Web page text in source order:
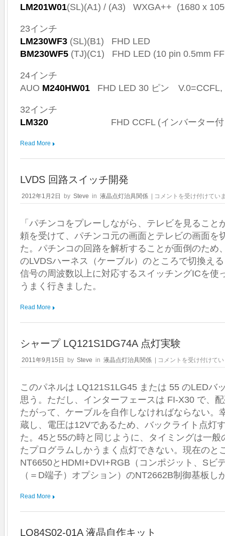
LM201W01(SL)(A1) / (A3) WXGA++ (1680 x
23インチ
LM230WF3 (SL)(B1) FHD LED
BM230WF5 (TJ)(C1) FHD LED (10 pin 0.5mm
24インチ
AUO M240HW01 FHD LED 30 ピン V.0=CCFL,
32インチ
LM320 FHD CCFL (インバーター付
Read More
LVDS 回路スイッチ開発
2012年1月2日 by Steve in 液晶点灯治具関係 | LVDS
回
ス
イ
ッ
チ
開
発
は
コメントを受け付けてい
「パチンコをプレーしながら、テレビを見ること
頼を受けて、パチンコ元の画面とテレビの画面を
た。パチンコの回路を解析することが面倒のため
のLVDSハーネス（ケーブル）のところで切換え
信号の周波数以上に対応するスイッチングICを使
うまく行きました。
Read More
シャープ LQ121S1DG74A 点灯実験
2011年9月15日 by Steve in 液晶点灯治具関係 | シ
ャ
プ
LQ121S1DG74A
点
灯
実
は
コメントを受け付けて
このパネルは LQ121S1LG45 または 55 のLEDバ
思う。ただし、インターフェースは FI-X30 で、
たがって、ケーブルを自作しなければならない。
蔵し、電圧は12Vであるため、バックライト点灯
た。45と55の時と同じように、タイミングは一
たプログラムしかうまく点灯できない。現在のと
NT6650とHDMI+DVI+RGB（コンポジット、Sビ
（＝D端子）オプション）のNT2662B制御基板し
Read More
LQ84S02-01A 液晶自作キット